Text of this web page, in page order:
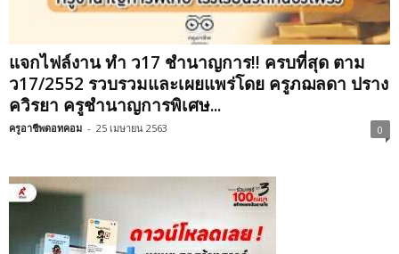
แจกไฟล์งาน ทำ ว17 ชำนาญการ‼️ ครบที่สุด ตาม
ว17/2552 รวบรวมและเผยแพร่โดย ครูภฌลดา ปราง
ควิรยา ครูชำนาญการพิเศษ...
ครูอาชีพดอทคอม - 25 เมษายน 2563 0